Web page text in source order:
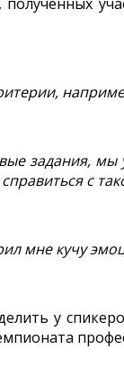
задания,
с
мне кучу
у